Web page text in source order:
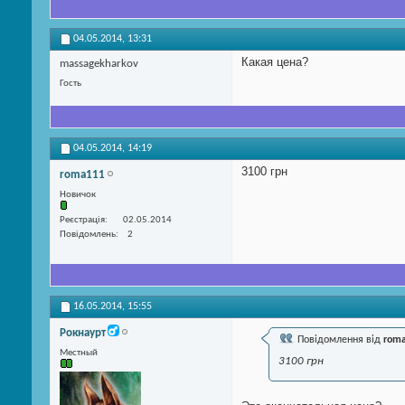
04.05.2014, 13:31
massagekharkov
Гость
Какая цена?
04.05.2014, 14:19
roma111
Новичок
Реєстрація
02.05.2014
Повідомлень
2
3100 грн
16.05.2014, 15:55
Рокнаурт
Местный
Повідомлення від
3100 грн